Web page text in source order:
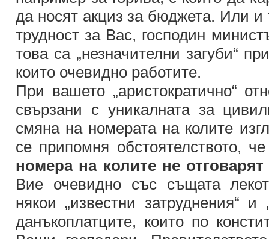
да носят акциз за бюджета. Или
трудност за Вас, господин
това са „незначителни загуби“
които очевидно работите.
При вашето „аристократично“
свързани с уникалната за
смяна на номерата на колите
се припомня обстоятелството,
номера на колите не
Вие очевидно със същата
някои „известни затруднения“ и
данъкоплатците, които по